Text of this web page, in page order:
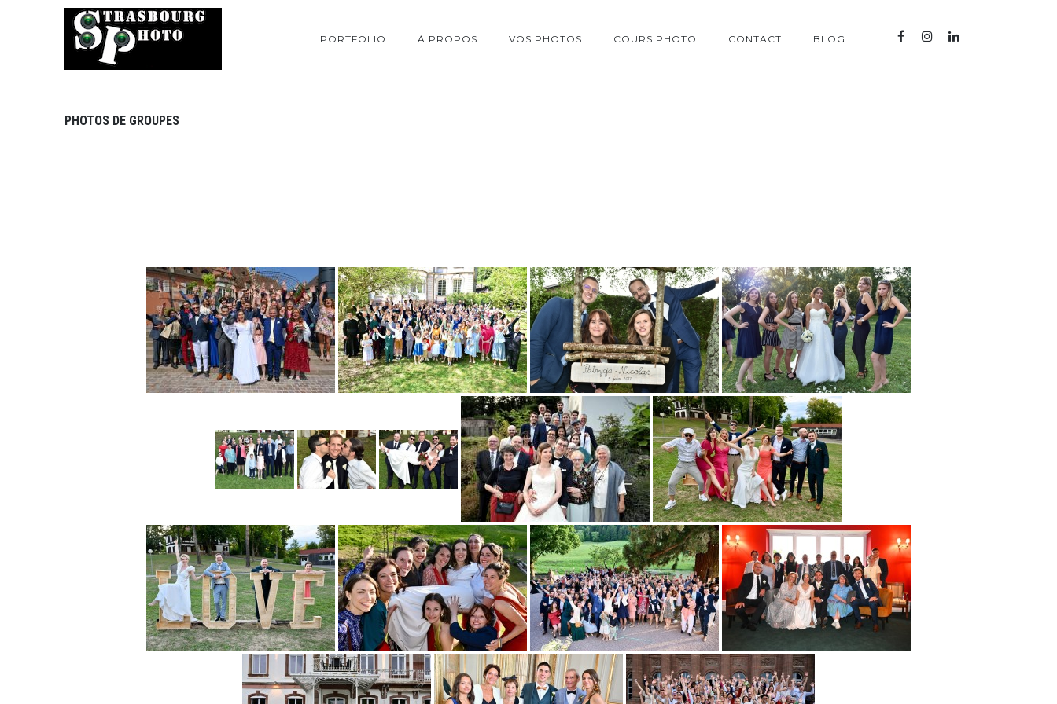
PORTFOLIO À PROPOS VOS PHOTOS COURS PHOTO CONTACT BLOG
PHOTOS DE GROUPES